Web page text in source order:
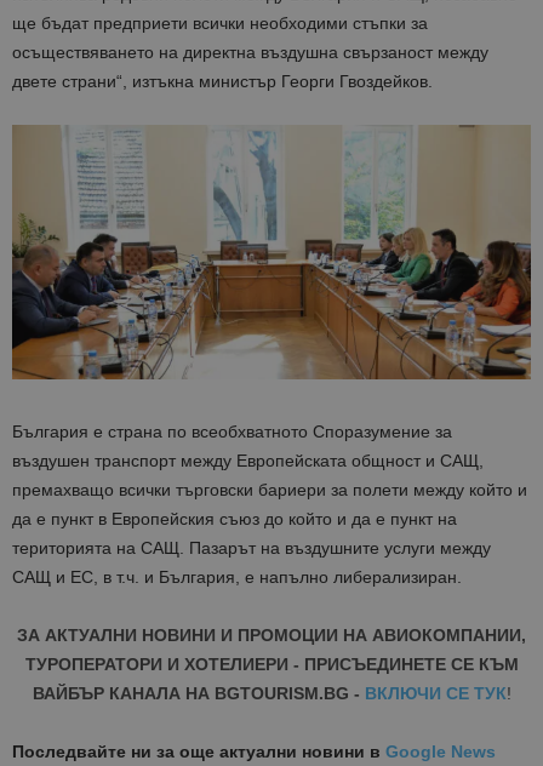
ще бъдат предприети всички необходими стъпки за
осъществяването на директна въздушна свързаност между
двете страни“, изтъкна министър Георги Гвоздейков.
България е страна по всеобхватното Споразумение за
въздушен транспорт между Европейската общност и САЩ,
премахващо всички търговски бариери за полети между който и
да е пункт в Европейския съюз до който и да е пункт на
територията на САЩ. Пазарът на въздушните услуги между
САЩ и ЕС, в т.ч. и България, е напълно либерализиран.
ЗА АКТУАЛНИ НОВИНИ И ПРОМОЦИИ НА АВИОКОМПАНИИ,
ТУРОПЕРАТОРИ И ХОТЕЛИЕРИ - ПРИСЪЕДИНЕТЕ СЕ КЪМ
ВАЙБЪР КАНАЛА НА BGTOURISM.BG - ВКЛЮЧИ СЕ ТУК!
Последвайте ни за още актуални новини в Google News